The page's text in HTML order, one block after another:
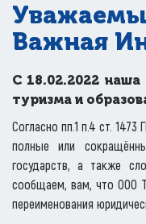
Важная
С 18.02.2022
туризма и
Согласно пп.1 п.4 ст.
полные или
государств, а также
сообщаем, вам, что ООО
переименования